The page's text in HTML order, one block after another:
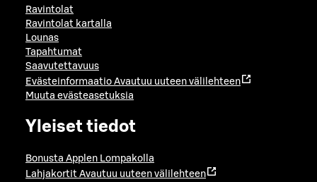
Ravintolat
Ravintolat kartalla
Lounas
Tapahtumat
Saavutettavuus
Evästeinformaatio Avautuu uuteen välilehteen
Muuta evästeasetuksia
Yleiset tiedot
Bonusta Applen Lompakolla
Lahjakortit Avautuu uuteen välilehteen